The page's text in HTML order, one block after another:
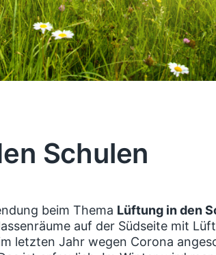
Schulen
beim Thema Lüftung in den
auf der Südseite mit
letzten Jahr wegen Corona